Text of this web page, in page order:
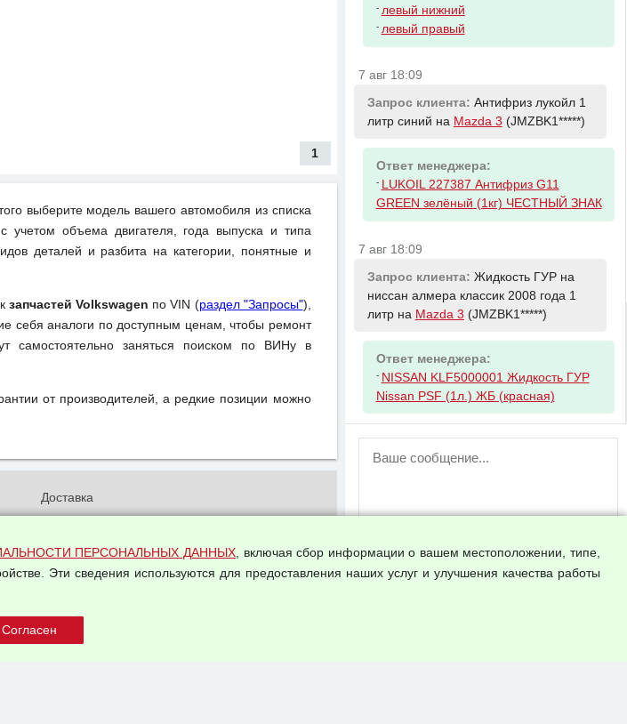
1
выберите модель вашего автомобиля из списка
объема двигателя, года выпуска и типа
деталей и разбита на категории, понятные и
запчастей Volkswagen по VIN (раздел "Запросы"),
себя аналоги по доступным ценам, чтобы ремонт
самостоятельно заняться поиском по ВИНу в
от производителей, а редкие позиции можно
Доставка
Оплата и возвраты
Арендодателям
ПЕРСОНАЛЬНЫХ ДАННЫХ, включая сбор информации о вашем местоположении, типе,
Эти сведения используются для предоставления наших услуг и улучшения качества работы
- левый нижний
- левый правый
7 авг 18:09
Запрос клиента: Антифриз лукойл 1
литр синий на Mazda 3 (JMZBK1*****)
Ответ менеджера:
-
LUKOIL 227387 Антифриз G11
GREEN зелёный (1кг) ЧЕСТНЫЙ ЗНАК
7 авг 18:09
Запрос клиента: Жидкость ГУР на
ниссан алмера классик 2008 года 1
литр на Mazda 3 (JMZBK1*****)
Ответ менеджера:
- NISSAN KLF5000001 Жидкость ГУР
Nissan PSF (1л.) ЖБ (красная)
ВНИМАНИЕ!
пользователей временно отключена!
аккаунт.